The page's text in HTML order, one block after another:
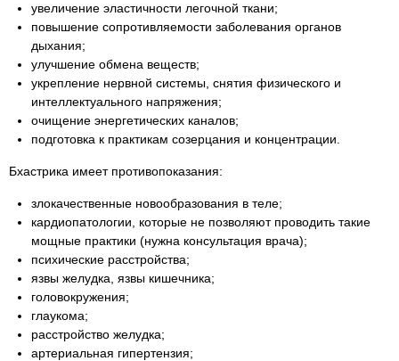
увеличение эластичности легочной ткани;
повышение сопротивляемости заболевания органов
дыхания;
улучшение обмена веществ;
укрепление нервной системы, снятия физического и
интеллектуального напряжения;
очищение энергетических каналов;
подготовка к практикам созерцания и концентрации.
Бхастрика имеет противопоказания:
злокачественные новообразования в теле;
кардиопатологии, которые не позволяют проводить такие
мощные практики (нужна консультация врача);
психические расстройства;
язвы желудка, язвы кишечника;
головокружения;
глаукома;
расстройство желудка;
артериальная гипертензия;